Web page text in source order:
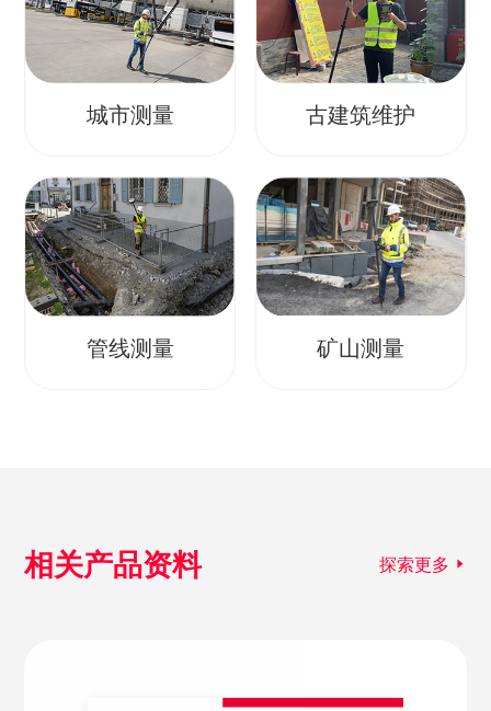
城市测量 古建筑维护
管线测量 矿山测量
相关产品资料 探索更多